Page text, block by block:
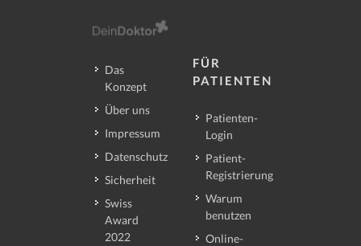
Das
Konzept
Über uns
Impressum
Datenschutz
Sicherheit
Swiss
Award
2022
FÜR
PATIENTEN
Patienten-
Login
Patient-
Registrierung
Warum
benutzen
Online-